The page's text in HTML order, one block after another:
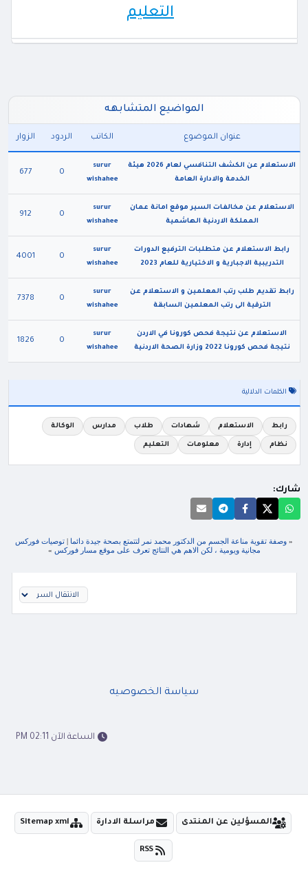
التعليم
المواضيع المتشابهه
عنوان الموضوع الكاتب الردود الزوار
الاستعلام عن الكشف التنافسي لعام 2026 هيئة
الخدمة والادارة العامة
surur
wishahee
0
677
الاستعلام عن مخالفات السير موقع امانة عمان
المملكة الاردنية الهاشمية
surur
wishahee
0
912
رابط الاستعلام عن متطلبات الترفيع الدورات
التدريبية الاجبارية و الاختيارية للعام 2023
surur
wishahee
0
4001
رابط تقديم طلب رتب المعلمين و الاستعلام عن
الترقية الى رتب المعلمين السابقة
surur
wishahee
0
7378
الاستعلام عن نتيجة فحص كورونا في الاردن
نتيجة فحص كورونا 2022 وزارة الصحة الاردنية
surur
wishahee
0
1826
الكلمات الدلالية
رابط الاستعلام شهادات طلاب مدارس الوكالة
نظام إدارة معلومات التعليم
شارك:
« وصفة تقوية مناعة الجسم من الدكتور محمد نمر لتتمتع بصحة جيدة دائما | توصيات فوركس
مجانية ويومية ، لكن الاهم هي النتائج تعرف على موقع مسار فوركس »
سياسة الخصوصيه
الساعة الآن 02:11 PM
المسؤلين عن المنتدى مراسلة الادارة Sitemap xml
RSS